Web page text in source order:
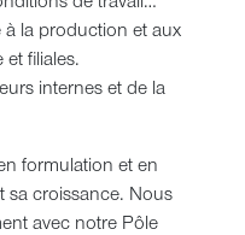
la production et aux
filiales.
internes et de la
formulation et en
sa croissance. Nous
avec notre Pôle